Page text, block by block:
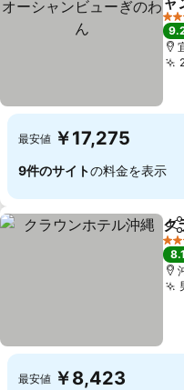
料
5
最安値 ￥17,275
9件のサイトの料金を表示
シ
ク
3
8.1
最安値 ￥8,423